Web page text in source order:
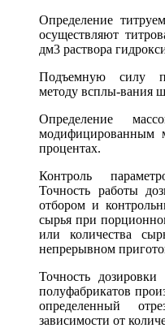
Определение
осуществляют
дм3 раствора
Подъемную силу
методу всплы-вания
Определение
модифицированным
процентах.
Контроль
Точность работы
отбором и
сырья при
или количества
непрерывном
Точность
полуфабрикатов
определенный
зависимости от